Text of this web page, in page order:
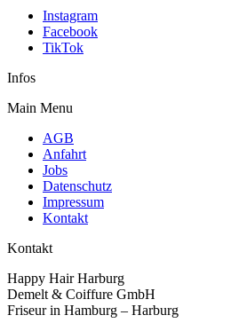
Instagram
Facebook
TikTok
Infos
Main Menu
AGB
Anfahrt
Jobs
Datenschutz
Impressum
Kontakt
Kontakt
Happy Hair Harburg
Demelt & Coiffure GmbH
Friseur in Hamburg – Harburg